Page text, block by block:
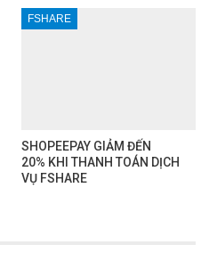
FSHARE
SHOPEEPAY GIẢM ĐẾN
20% KHI THANH TOÁN DỊCH
VỤ FSHARE